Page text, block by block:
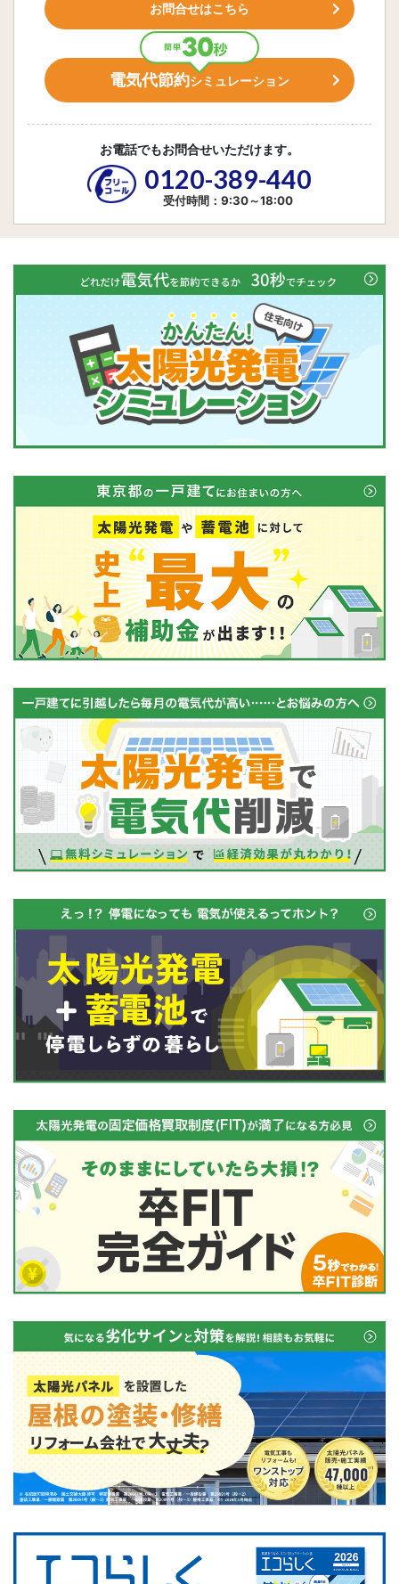
お問合せはこちら
電気代節約シミュレーション
お電話でもお問合せいただけます。
0120-389-440
受付時間：9:30～18:00